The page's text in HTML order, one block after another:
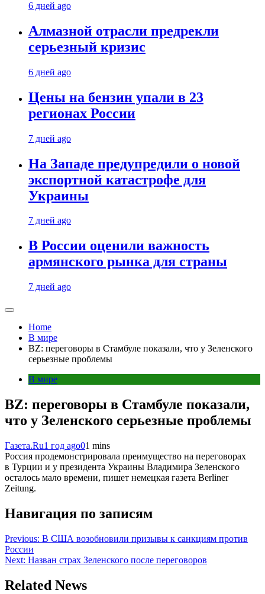
6 дней ago
Алмазной отрасли предрекли
серьезный кризис
6 дней ago
Цены на бензин упали в 23
регионах России
7 дней ago
На Западе предупредили о новой
экспортной катастрофе для
Украины
7 дней ago
В России оценили важность
армянского рынка для страны
7 дней ago
Home
В мире
BZ: переговоры в Стамбуле показали, что у Зеленского
серьезные проблемы
В мире
BZ: переговоры в Стамбуле показали,
что у Зеленского серьезные проблемы
Газета.Ru1 год ago01 mins
Россия продемонстрировала преимущество на переговорах
в Турции и у президента Украины Владимира Зеленского
осталось мало времени, пишет немецкая газета Berliner
Zeitung.
Навигация по записям
Previous: В США возобновили призывы к санкциям против
России
Next: Назван страх Зеленского после переговоров
Related News